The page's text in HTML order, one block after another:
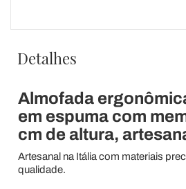
Detalhes
Almofada
em espuma com
cm de altura,
Artesanal na Itália com materiais
qualidade.